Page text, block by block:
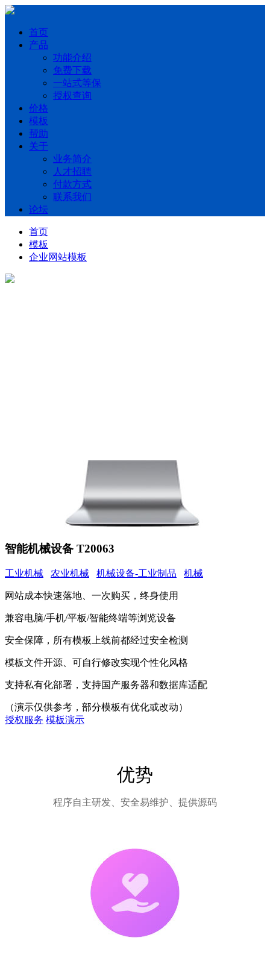
首页
产品
功能介绍
免费下载
一站式等保
授权查询
价格
模板
帮助
关于
业务简介
人才招聘
付款方式
联系我们
论坛
首页
模板
企业网站模板
智能机械设备 T20063
工业机械 农业机械 机械设备-工业制品 机械
网站成本快速落地、一次购买，终身使用
兼容电脑/手机/平板/智能终端等浏览设备
安全保障，所有模板上线前都经过安全检测
模板文件开源、可自行修改实现个性化风格
支持私有化部署，支持国产服务器和数据库适配
（演示仅供参考，部分模板有优化或改动）
授权服务 模板演示
优势
程序自主研发、安全易维护、提供源码